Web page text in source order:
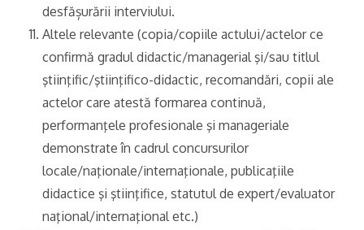
desfășurării interviului.
Altele relevante (copia/copiile actului/actelor ce
confirmă gradul didactic/managerial şi/sau titlul
ştiinţific/ştiinţifico-didactic, recomandări, copii ale
actelor care atestă formarea continuă,
performanţele profesionale şi manageriale
demonstrate în cadrul concursurilor
locale/naţionale/internaţionale, publicaţiile
didactice şi ştiinţifice, statutul de expert/evaluator
naţional/internaţional etc.)